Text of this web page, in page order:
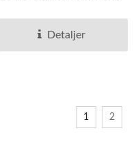
behållningsringarna.
Detaljer
1 2